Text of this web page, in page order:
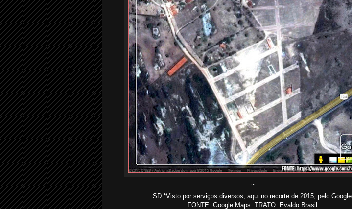
SD *Visto por serviços diversos, aqui no recorte de 2015, pelo Google.
FONTE: Google Maps. TRATO: Evaldo Brasil.